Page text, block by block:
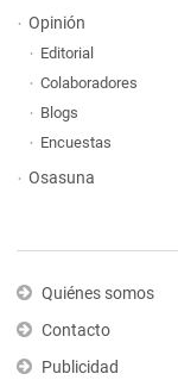
Opinión
Editorial
Colaboradores
Blogs
Encuestas
Osasuna
Quiénes somos
Contacto
Publicidad